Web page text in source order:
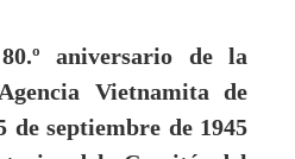
aniversario de la
Vietnamita de
septiembre de 1945